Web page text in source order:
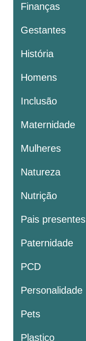
Finanças
Gestantes
História
Homens
Inclusão
Maternidade
Mulheres
Natureza
Nutrição
Pais presentes
Paternidade
PCD
Personalidade
Pets
Plastico